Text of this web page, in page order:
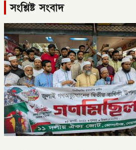
সংশ্লিষ্ট সংবাদ